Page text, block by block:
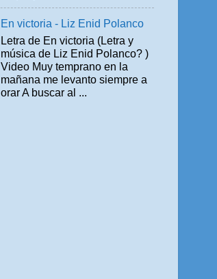
En victoria - Liz Enid Polanco
Letra de En victoria (Letra y
música de Liz Enid Polanco? )
Video Muy temprano en la
mañana me levanto siempre a
orar A buscar al ...